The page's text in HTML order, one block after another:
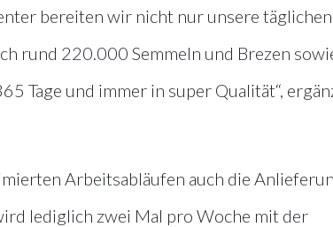
bereiten wir nicht nur unsere täglichen
rund 220.000 Semmeln und Brezen
Tage und immer in super Qualität“,
Arbeitsabläufen auch die
lediglich zwei Mal pro Woche mit der